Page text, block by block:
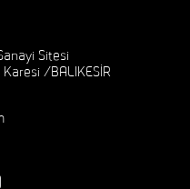
Sitesi
/BALIKESİR